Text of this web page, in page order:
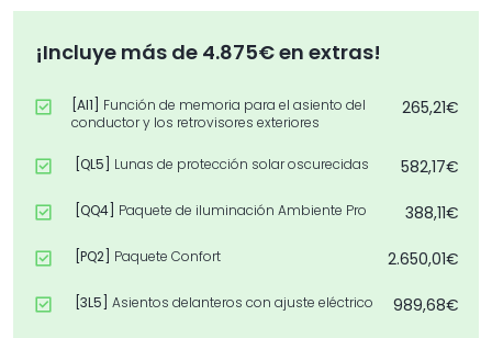
¡Incluye más de 4.875€ en extras!
[AI1]
Función de memoria para el asiento del
conductor y los retrovisores exteriores
265,21€
[QL5] Lunas de protección solar oscurecidas 582,17€
[QQ4] Paquete de iluminación Ambiente Pro 388,11€
[PQ2] Paquete Confort 2.650,01€
[3L5] Asientos delanteros con ajuste eléctrico 989,68€